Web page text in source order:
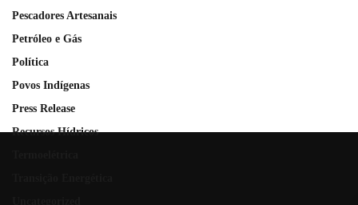
Pescadores Artesanais
Petróleo e Gás
Política
Povos Indígenas
Press Release
Recursos Hídricos